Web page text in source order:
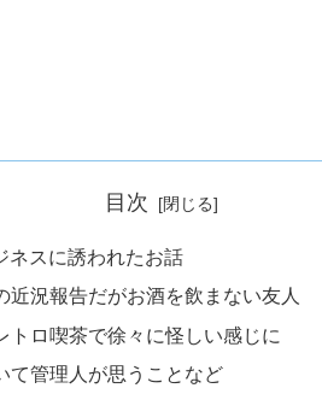
目次
ネスに誘われたお話
近況報告だがお酒を飲まない友人
トロ喫茶で徐々に怪しい感じに
て管理人が思うことなど